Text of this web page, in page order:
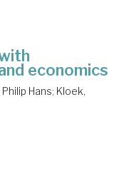
economics
Hans; Kloek,